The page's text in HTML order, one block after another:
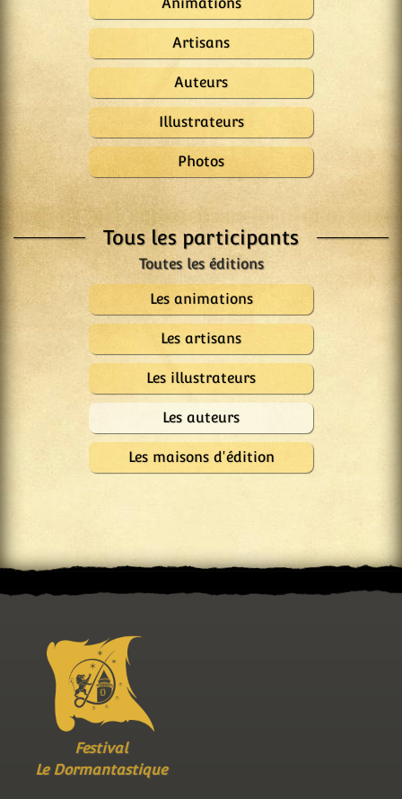
Artisans
Auteurs
Illustrateurs
Photos
Tous les participants
Les animations
Les artisans
Les illustrateurs
Les auteurs
Les maisons d'édition
Festival
Le Dormantastique